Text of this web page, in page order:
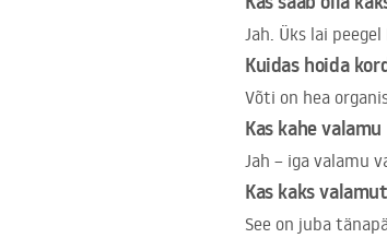
Jah. Üks lai
Kuidas hoida
Võti on hea
Kas kahe
Jah – iga valamu
Kas kaks
See on juba